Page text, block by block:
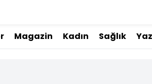
Magazin Kadın Sağlık